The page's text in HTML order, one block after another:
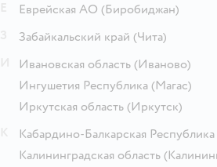
Еврейская АО (Биробиджан)
Забайкальский край (Чита)
Ивановская область (Иваново)
Ингушетия Республика (Магас)
Иркутская область (Иркутск)
Кабардино-Балкарская Республика
Калининградская область